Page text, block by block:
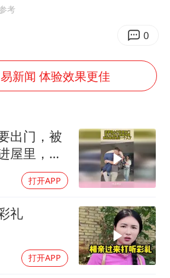
胜宏科技：股票交易异常波动
老中医：立秋后养心是关键
未成年顶特警车烧胎被罚
东航：国内客票提前14天免费退改
欧阳娜娜窦靖童好搭
河南将重点打击十类新型黑恶犯罪
夯实基础开新局
考
0
新闻 体验效果更佳
出门，被
屋里，再
人了
打开APP
礼
打开APP